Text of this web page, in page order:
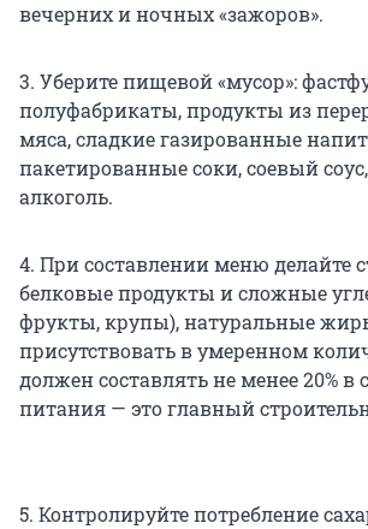
вечерних и ночных «зажоров».
3. Уберите пищевой «мусор»:
полуфабрикаты, продукты из
мяса, сладкие газированные
пакетированные соки, соевый
алкоголь.
4. При составлении меню делайте
белковые продукты и сложные
фрукты, крупы), натуральные
присутствовать в умеренном
должен составлять не менее 20% в
питания — это главный
5. Контролируйте потребление